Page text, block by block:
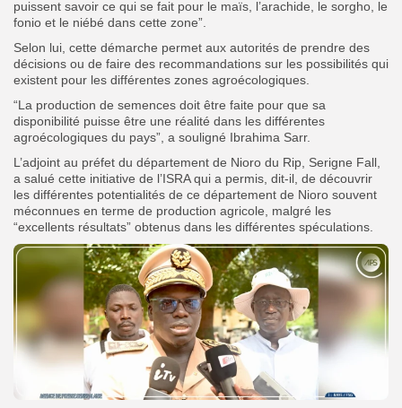
puissent savoir ce qui se fait pour le maïs, l’arachide, le sorgho, le
fonio et le niébé dans cette zone”.
Selon lui, cette démarche permet aux autorités de prendre des
décisions ou de faire des recommandations sur les possibilités qui
existent pour les différentes zones agroécologiques.
“La production de semences doit être faite pour que sa
disponibilité puisse être une réalité dans les différentes
agroécologiques du pays”, a souligné Ibrahima Sarr.
L’adjoint au préfet du département de Nioro du Rip, Serigne Fall,
a salué cette initiative de l’ISRA qui a permis, dit-il, de découvrir
les différentes potentialités de ce département de Nioro souvent
méconnues en terme de production agricole, malgré les
“excellents résultats” obtenus dans les différentes spéculations.